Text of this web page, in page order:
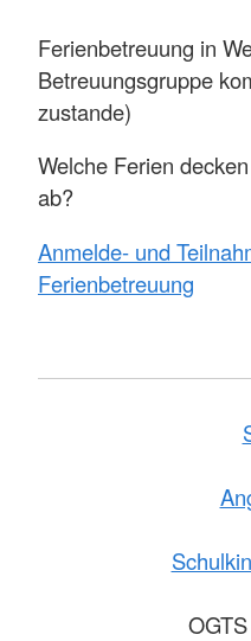
Ferienbetreuung in
Betreuungsgruppe
zustande)
Welche Ferien
ab?
Anmelde- und
Ferienbetreuung